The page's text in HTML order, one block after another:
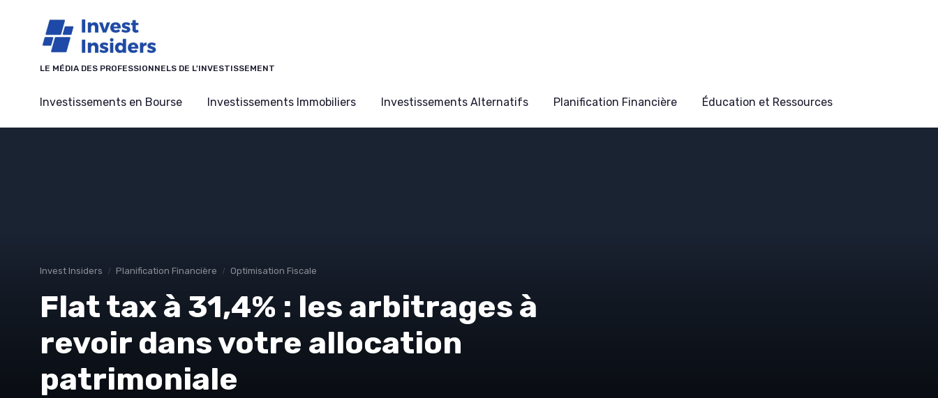
LE MÉDIA DES PROFESSIONNELS DE L'INVESTISSEMENT
Investissements en Bourse Investissements Immobiliers Investissements Alternatifs Planification Financière Éducation et Ressources
Invest Insiders Planification Financière Optimisation Fiscale
Flat tax à 31,4% : les arbitrages à
revoir dans votre allocation
patrimoniale